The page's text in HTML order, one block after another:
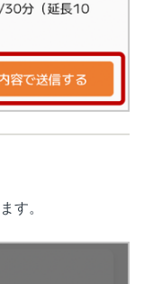
す。